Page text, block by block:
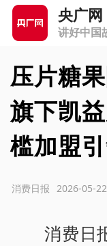
央广网
讲好中国
压片糖
旗下凯
槛加盟
2026-05-
消费日报
消费日